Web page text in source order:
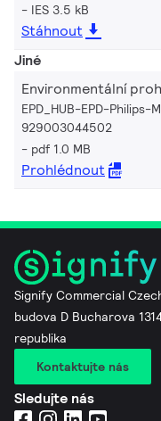
IES 3.5 kB
Stáhnout
Jiné
Environmentální
EPD_HUB-EPD-
929003044502
pdf 1.0 MB
Prohlédnout
Signify Commercial
budova D Bucharova
republika
Kontaktujte nás
Sledujte nás